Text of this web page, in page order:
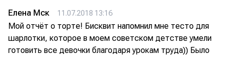
Елена Мск 11.07.2018 13:16
Мой отчёт о торте! Бисквит напомнил мне тесто для
шарлотки, которое в моем советском детстве умели
готовить все девочки благодаря урокам труда)) Было